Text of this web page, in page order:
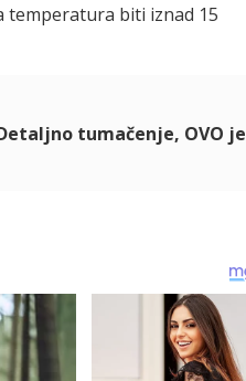
temperatura biti iznad 15
tumačenje, OVO je